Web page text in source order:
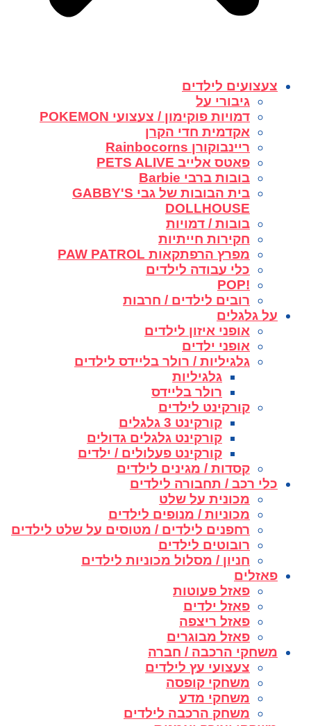
צעצועים לילדים
גיבורי על
דמויות פוקימון / צעצועי POKEMON
אקדמית חדי הקרן
ריינבוקורן Rainbocorns
פאטס אלייב PETS ALIVE
בובות ברבי Barbie
בית הבובות של גבי GABBY'S
DOLLHOUSE
בובות / דמויות
חקירות חייתיות
מפרץ הרפתקאות PAW PATROL
כלי עבודה לילדים
!POP
רובים לילדים / חרבות
על גלגלים
אופני איזון לילדים
אופני ילדים
גלגיליות / רולר בליידס לילדים
גלגיליות
רולר בליידס
קורקינט לילדים
קורקינט 3 גלגלים
קורקינט גלגלים גדולים
קורקינט פעלולים / ילדים
קסדות / מגינים לילדים
כלי רכב / תחבורה לילדים
מכונית על שלט
מכוניות / מנופים לילדים
רחפנים לילדים / מטוסים על שלט לילדים
רובוטים לילדים
חניון / מסלול מכוניות לילדים
פאזלים
פאזל פעוטות
פאזל ילדים
פאזל ריצפה
פאזל מבוגרים
משחקי הרכבה / חברה
צעצועי עץ לילדים
משחקי קופסה
משחקי מדע
משחק הרכבה לילדים